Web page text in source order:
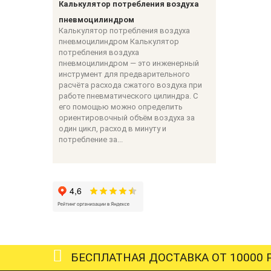
Калькулятор потребления воздуха
пневмоцилиндром
Калькулятор потребления воздуха
пневмоцилиндром Калькулятор
потребления воздуха
пневмоцилиндром — это инженерный
инструмент для предварительного
расчёта расхода сжатого воздуха при
работе пневматического цилиндра. С
его помощью можно определить
ориентировочный объём воздуха за
один цикл, расход в минуту и
потребление за...
БЕСПЛАТНАЯ ДОСТАВКА ОТ 10000